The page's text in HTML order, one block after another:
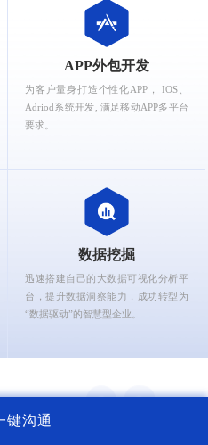
can Ruizhi Interactive provide for you?
APP外包开发
为客户量身打造个性化APP， IOS、
Adriod系统开发, 满足移动APP多平台
要求。
数据挖掘
迅速搭建自己的大数据可视化分析平
台，提升数据洞察能力，成功转型为
“数据驱动”的智慧型企业。
核心能力
键沟通